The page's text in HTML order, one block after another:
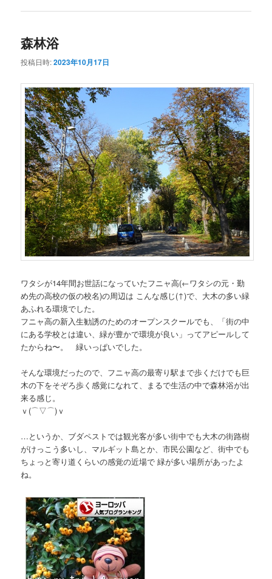
森林浴
投稿日時:2023年10月17日
ワタシが14年間お世話になっていたフニャ高(←ワタシの元・勤
め先の高校の仮の校名)の周辺は こんな感じ(↑)で、大木の多い緑
あふれる環境でした。
フニャ高の新入生勧誘のためのオープンスクールでも、「街の中
にある学校とは違い、緑が豊かで環境が良い」ってアピールして
たからね〜。 緑いっぱいでした。
そんな環境だったので、フニャ高の最寄り駅まで歩くだけでも巨
木の下をそぞろ歩く感覚になれて、まるで生活の中で森林浴が出
来る感じ。
ｖ(⌒▽⌒)ｖ
…というか、ブダペストでは観光客が多い街中でも大木の街路樹
がけっこう多いし、マルギット島とか、市民公園など、街中でも
ちょっと寄り道くらいの感覚の近場で 緑が多い場所があったよ
ね。